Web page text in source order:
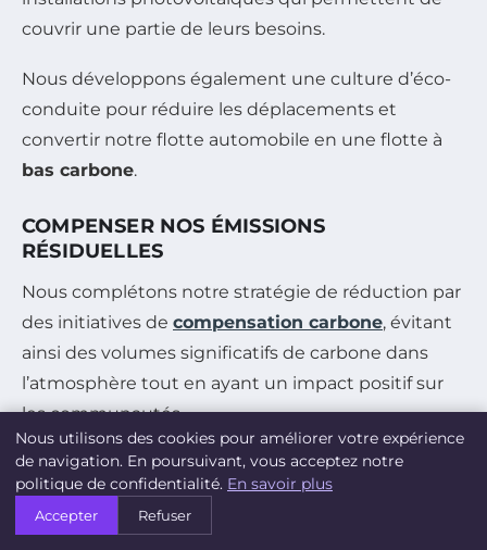
couvrir une partie de leurs besoins.
Nous développons également une culture d’éco-
conduite pour réduire les déplacements et
convertir notre flotte automobile en une flotte à
bas carbone.
COMPENSER NOS ÉMISSIONS
RÉSIDUELLES
Nous complétons notre stratégie de réduction par
des initiatives de compensation carbone, évitant
ainsi des volumes significatifs de carbone dans
l’atmosphère tout en ayant un impact positif sur
les communautés.
LIMITER NOTRE IMPACT SUR LA
NATURE
Nous utilisons des cookies pour améliorer votre expérience
de navigation. En poursuivant, vous acceptez notre
politique de confidentialité. En savoir plus
Accepter Refuser